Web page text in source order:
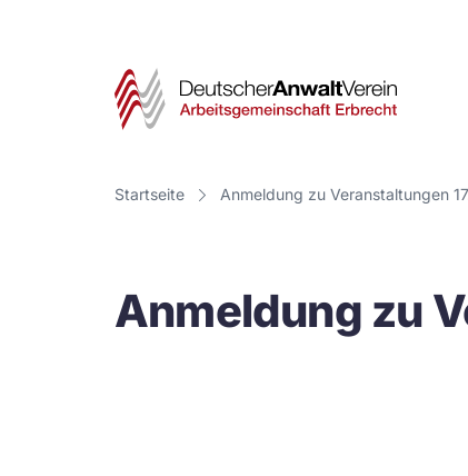
Startseite Anmeldung zu Veranstaltungen
Anmeldung zu